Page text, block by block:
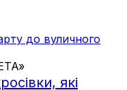
до вуличного
які